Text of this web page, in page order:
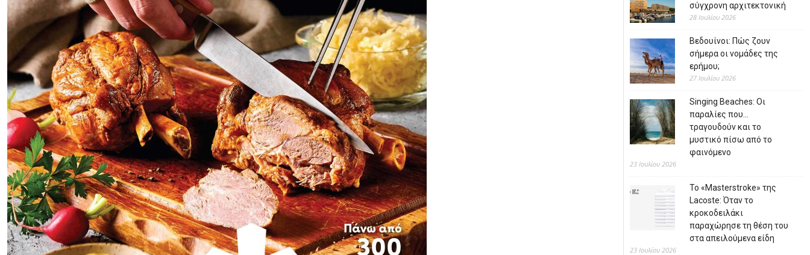
σύγχρονη αρχιτεκτονική
28 Ιουλίου 2026
Βεδουίνοι: Πώς ζουν
σήμερα οι νομάδες της
ερήμου;
27 Ιουλίου 2026
Singing Beaches: Οι
παραλίες που…
τραγουδούν και το
μυστικό πίσω από το
φαινόμενο
23 Ιουλίου 2026
Το «Masterstroke» της
Lacoste: Όταν το
κροκοδειλάκι
παραχώρησε τη θέση του
στα απειλούμενα είδη
23 Ιουλίου 2026